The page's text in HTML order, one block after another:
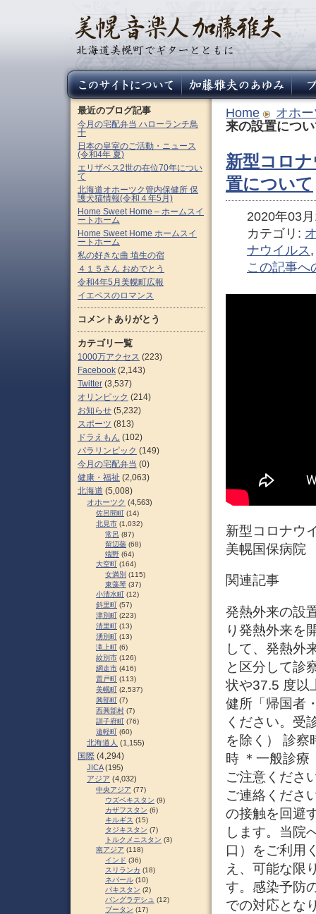
Home
オホ
来の設置につ
新型コロ
置について
2020年03
カテゴリ:
ナウイルス
この記事へ
新型コロナウ
美幌国保病院
関連記事
発熱外来の設
り発熱外来を
して、発熱外
と区分して診
状や37.5 度以
健所「帰国者
ください。受
を除く） 診察
時 ＊一般診療
ご注意くださ
ご連絡くださ
の接触を回避
します。当院
口）をご利用
え、可能な限
す。感染予防
での対応とな
最近のブログ記事
今月の宅配弁当 ハローランチ鳥
十
日本の皇室のご活動・ニュース
(令和4年 夏)
エリザベス2世の在位70年につい
て
北海道オホーツク管内保健所 保
護犬猫情報(令和４年5月)
Home Sweet Home – ホームスイ
ートホーム
Home Sweet Home ホームスイ
ートホーム
私の好きな曲 埴生の宿
４１５さん おめでとう
令和4年5月美幌町広報
イエペスのロマンス
コメントありがとう
カテゴリ一覧
1000万アクセス (223)
Facebook (2,143)
Twitter (3,537)
オリンピック (214)
お知らせ (5,232)
スポーツ (813)
ドラえもん (102)
パラリンピック (149)
今月の宅配弁当 (0)
健康・福祉 (2,063)
北海道 (5,008)
オホーツク (4,563)
佐呂間町 (14)
北見市 (1,032)
常呂 (87)
留辺蘂 (68)
端野 (64)
大空町 (164)
女満別 (115)
東藻琴 (37)
小清水町 (12)
斜里町 (57)
津別町 (223)
清里町 (13)
湧別町 (13)
滝上町 (6)
紋別市 (126)
網走市 (416)
置戸町 (113)
美幌町 (2,537)
興部町 (7)
西興部村 (7)
訓子府町 (76)
遠軽町 (60)
北海道人 (1,155)
国際 (4,294)
JICA(195)
アジア (4,032)
中央アジア (77)
ウズベキスタン (9)
カザフスタン (6)
キルギス (15)
タジキスタン (7)
トルクメニスタン (3)
南アジア (118)
インド (36)
スリランカ (18)
ネパール (10)
パキスタン (2)
バングラデシュ (12)
ブータン (17)